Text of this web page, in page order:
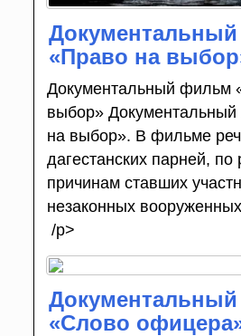
«Право на
Документальный фильм
выбор»
на выбор». В фильме
дагестанских парней, по
причинам ставших
незаконных
/p>
«Слово